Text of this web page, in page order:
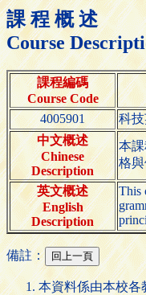
課 程 概 述
Course
課程編碼
Course Code
4005901
科
中文概述
Chinese
Description
本
格
英文概述
English
Description
This
備註：
本資料係由本校各